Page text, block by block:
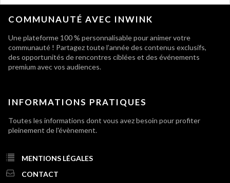
COMMUNAUTÉ AVEC INWINK
Une plateforme 100 % personnalisable pour animer votre
communauté ! Partagez toute l’année des contenus exclusifs,
des opportunités de rencontres ciblées et des événements
premium avec vos audiences.
INFORMATIONS PRATIQUES
Toutes les informations dont vous avez besoin pour profiter
pleinement de l'évènement.
MENTIONS LÉGALES
CONTACT